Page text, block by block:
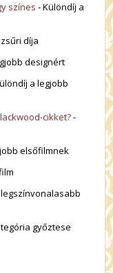
színes - Különdíj a
díja
designért
a legjobb
cikket?-
elsőfilmnek
győztese